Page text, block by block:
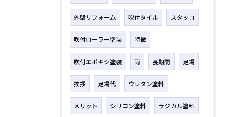
外壁リフォーム 吹付タイル スタッコ
吹付ローラー塗装 特徴
吹付エポキシ塗装 雨 長期間 足場
挨拶 足場代 ウレタン塗料
メリット シリコン塗料 ラジカル塗料